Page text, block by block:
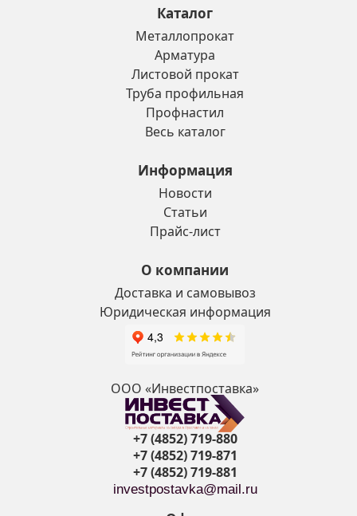
Каталог
Металлопрокат
Арматура
Листовой прокат
Труба профильная
Профнастил
Весь каталог
Информация
Новости
Статьи
Прайс-лист
О компании
Доставка и самовывоз
Юридическая информация
ООО «Инвестпоставка»
+7 (4852) 719-880
+7 (4852) 719-871
+7 (4852) 719-881
investpostavka@mail.ru